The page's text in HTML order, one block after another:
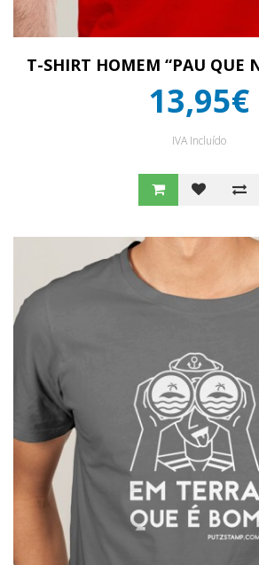
T-SHIRT HOMEM “PAU QUE
13,95€
IVA Incluído